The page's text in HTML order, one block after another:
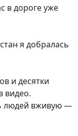
в дороге уже
я добралась
и десятки
видео.
людей вживую —